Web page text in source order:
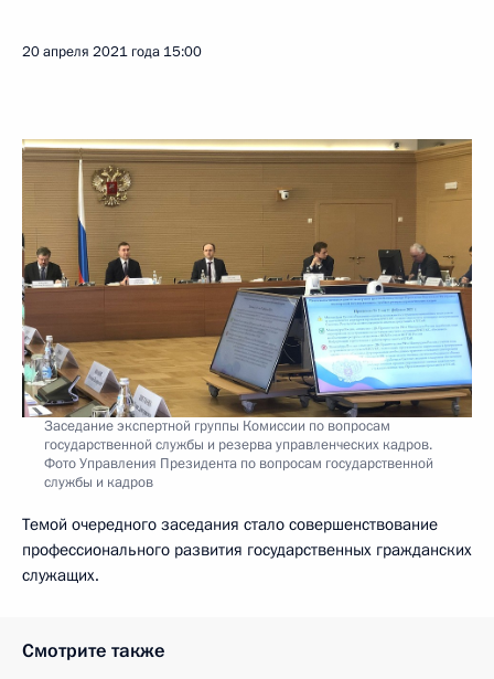
20 апреля 2021 года 15:00
Заседание экспертной группы Комиссии по вопросам
государственной службы и резерва управленческих кадров.
Фото Управления Президента по вопросам государственной
службы и кадров
Темой очередного заседания стало совершенствование
профессионального развития государственных гражданских
служащих.
Смотрите также